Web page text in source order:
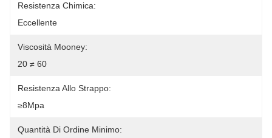
Resistenza Chimica:
Eccellente
Viscosità Mooney:
20 ≠ 60
Resistenza Allo Strappo:
≥8Mpa
Quantità Di Ordine Minimo: